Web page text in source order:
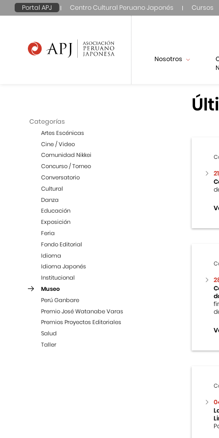
Portal APJ Centro Cultural Peruano Japonés Cursos
Nosotros
Categorías
Artes Escénicas
Cine / Video
Comunidad Nikkei
Concurso / Torneo
Conversatorio
Cultural
Danza
Educación
Exposición
Feria
Fondo Editorial
Idioma
Idioma Japonés
Institucional
Museo
Perú Ganbare
Premio José Watanabe Varas
Premios Proyectos Editoriales
Salud
Taller